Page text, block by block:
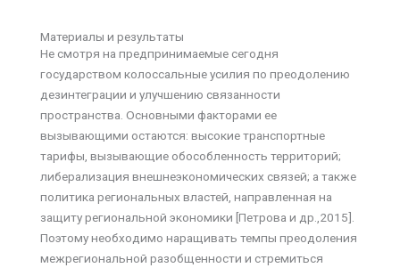
Материалы и результаты
Не смотря на предпринимаемые сегодня
государством колоссальные усилия по преодолению
дезинтеграции и улучшению связанности
пространства. Основными факторами ее
вызывающими остаются: высокие транспортные
тарифы, вызывающие обособленность территорий;
либерализация внешнеэкономических связей; а также
политика региональных властей, направленная на
защиту региональной экономики [Петрова и др.,2015].
Поэтому необходимо наращивать темпы преодоления
межрегиональной разобщенности и стремиться